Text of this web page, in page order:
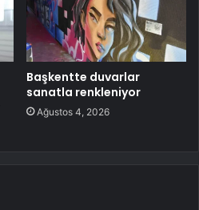
Başkentte duvarlar
sanatla renkleniyor
Ağustos 4, 2026